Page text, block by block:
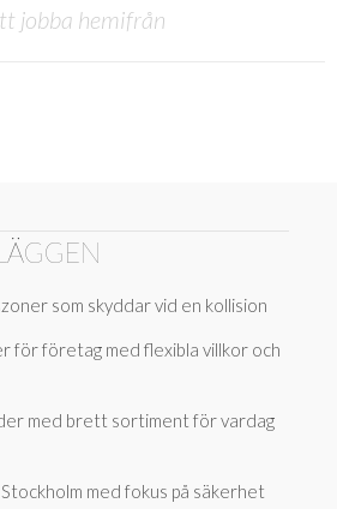
jobba hemifrån
som skyddar vid en kollision
för företag med flexibla villkor och
med brett sortiment för vardag
med fokus på säkerhet